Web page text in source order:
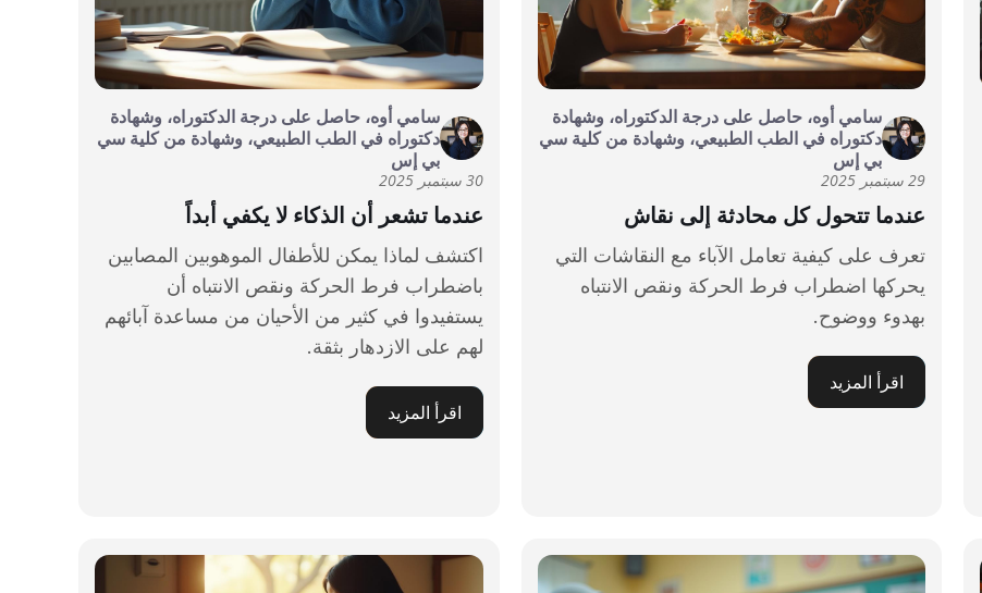
سامي أوه، حاصل على درجة الدكتوراه، وشهادة
دكتوراه في الطب الطبيعي، وشهادة من كلية سي
بي إس
29 سبتمبر 2025
عندما تتحول كل محادثة إلى نقاش
تعرف على كيفية تعامل الآباء مع النقاشات التي
يحركها اضطراب فرط الحركة ونقص الانتباه
بهدوء ووضوح.
اقرأ المزيد
سامي أوه، حاصل على درجة الدكتوراه، وشهادة
دكتوراه في الطب الطبيعي، وشهادة من كلية سي
بي إس
30 سبتمبر 2025
عندما تشعر أن الذكاء لا يكفي أبداً
اكتشف لماذا يمكن للأطفال الموهوبين المصابين
باضطراب فرط الحركة ونقص الانتباه أن
يستفيدوا في كثير من الأحيان من مساعدة آبائهم
لهم على الازدهار بثقة.
اقرأ المزيد